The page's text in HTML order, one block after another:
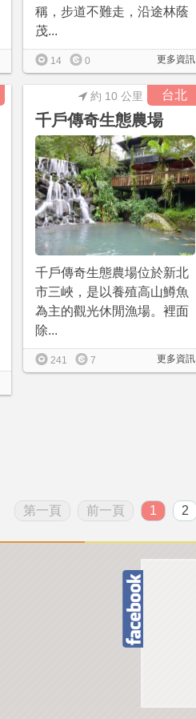
稱，步道不難走，沿途林蔭
茂...
更多資訊
14 0
台北
約 10 公里
千戶傳奇生態農場
千戶傳奇生態農場位於新北
市三峽，是以養殖高山鱒魚
為主的觀光休閒漁場。裡面
除...
更多資訊
241 7
第一頁 前一頁 1 2